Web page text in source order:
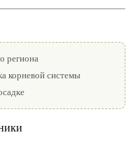
региона
корневой системы